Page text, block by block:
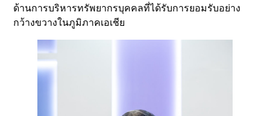
ด้านการบริหารทรัพยากรบุคคลที่ได้รับการยอมรับอย่าง
กว้างขวางในภูมิภาคเอเชีย